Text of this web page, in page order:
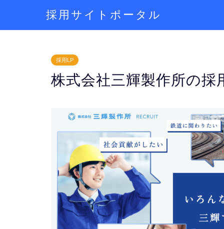
採用サイトポータル
採用LP
株式会社三輝製作所の採